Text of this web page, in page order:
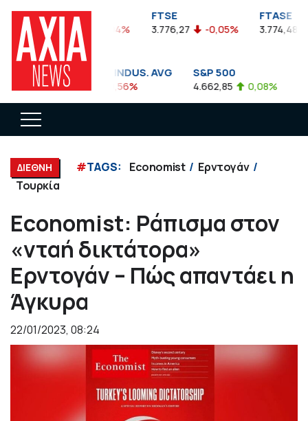
FTSEA
899,47 -0,04%
FTSE
3.776,27 -0,05%
FTASE
3.774,48
DOW JONES INDUS. AVG
35.911,81 -0,56%
S&P 500
4.662,85 0,08%
ΔΙΕΘΝΗ #TAGS: Economist
Ερντογάν
Τουρκία
Economist: Ράπισμα στον
«νταή δικτάτορα»
Ερντογάν – Πώς απαντάει η
Άγκυρα
22/01/2023, 08:24